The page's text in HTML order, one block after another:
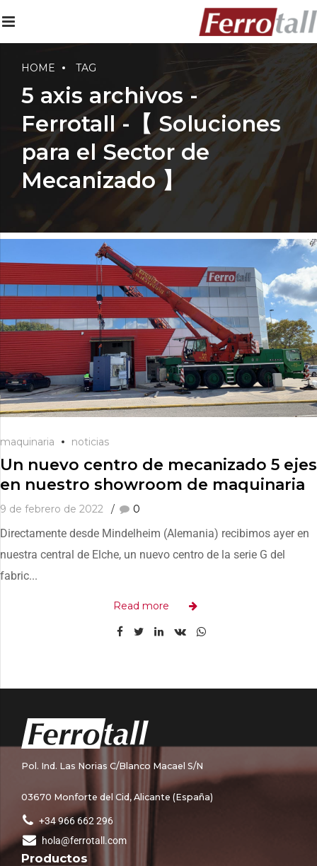
HOME TAG
5 axis archivos -
Ferrotall -【 Soluciones
para el Sector de
Mecanizado 】
maquinaria noticias
Un nuevo centro de mecanizado 5 ejes
en nuestro showroom de maquinaria
9 de febrero de 2022 0
Directamente desde Mindelheim (Alemania) recibimos ayer en
nuestra central de Elche, un nuevo centro de la serie G del
fabric...
Read more
Pol. Ind. Las Norias C/Blanco Macael S/N
03670 Monforte del Cid, Alicante (España)
+34 966 662 296
hola@ferrotall.com
Productos